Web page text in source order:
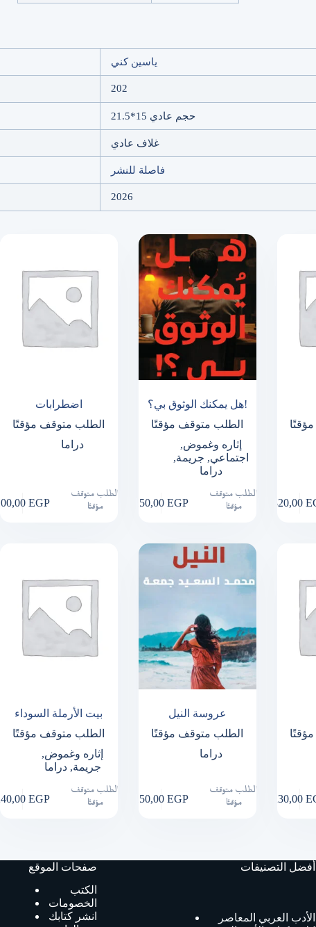
ياسين كني
202
حجم عادي 15*21.5
غلاف عادي
فاصلة للنشر
2026
اضطرابات
الطلب متوقف مؤقتًا
دراما
100,00 EGP
الطلب متوقف
مؤقتًا
هل يمكنك الوثوق بي؟!
الطلب متوقف مؤقتًا
إثاره وغموض,
اجتماعي, جريمة,
دراما
150,00 EGP
الطلب متوقف
مؤقتًا
320,00
بيت الأرملة السوداء
الطلب متوقف مؤقتًا
إثاره وغموض,
جريمة,دراما
240,00 EGP
الطلب متوقف
مؤقتًا
عروسة النيل
الطلب متوقف مؤقتًا
دراما
150,00 EGP
الطلب متوقف
مؤقتًا
230,00
صفحات الموقع
الكتب
الخصومات
انشر كتابك
أفضل التصنيفات
الأدب العربي المعاصر